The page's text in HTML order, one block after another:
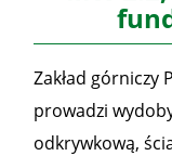
Zakład górniczy
prowadzi
odkrywkową,